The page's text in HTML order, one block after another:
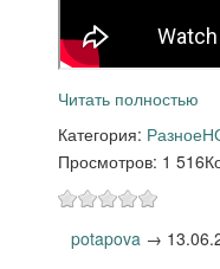
Читать полностью
Категория: Разное
Просмотров: 1 516
potapova →